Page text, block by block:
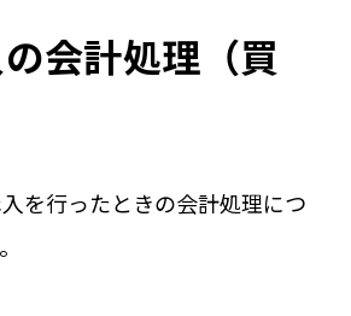
会計処理（買
を行ったときの会計処理につ